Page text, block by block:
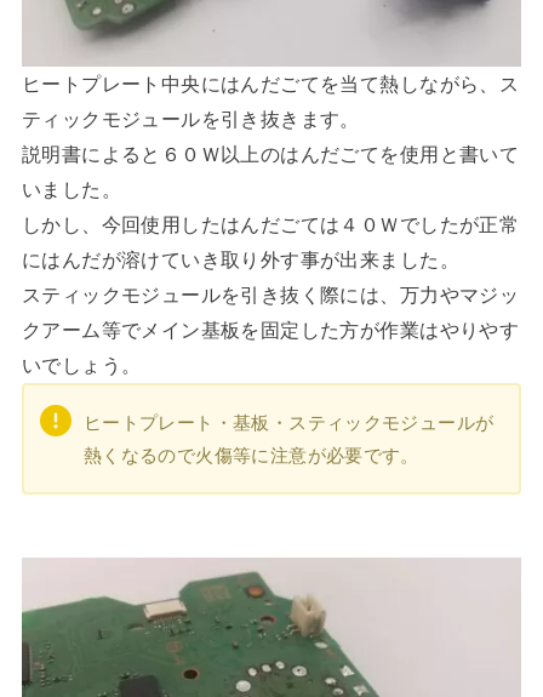
ヒートプレート中央にはんだごてを当て熱しながら、ス
ティックモジュールを引き抜きます。
説明書によると６０Ｗ以上のはんだごてを使用と書いて
いました。
しかし、今回使用したはんだごては４０Ｗでしたが正常
にはんだが溶けていき取り外す事が出来ました。
スティックモジュールを引き抜く際には、万力やマジッ
クアーム等でメイン基板を固定した方が作業はやりやす
いでしょう。
ヒートプレート・基板・スティックモジュールが
熱くなるので火傷等に注意が必要です。